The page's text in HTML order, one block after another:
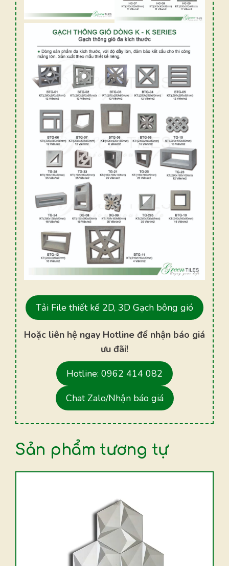
Tải File thiết kế 2D, 3D Gạch bông gió
Hoặc liên hệ ngay Hotline để nhận báo giá
ưu đãi!
Hotline: 0962 414 082
Chat Zalo/Nhận báo giá
Sản phẩm tương tự